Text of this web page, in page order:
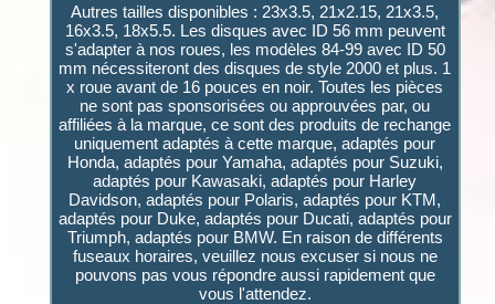
Autres tailles disponibles : 23x3.5, 21x2.15, 21x3.5,
16x3.5, 18x5.5. Les disques avec ID 56 mm peuvent
s'adapter à nos roues, les modèles 84-99 avec ID 50
mm nécessiteront des disques de style 2000 et plus. 1
x roue avant de 16 pouces en noir. Toutes les pièces
ne sont pas sponsorisées ou approuvées par, ou
affiliées à la marque, ce sont des produits de rechange
uniquement adaptés à cette marque, adaptés pour
Honda, adaptés pour Yamaha, adaptés pour Suzuki,
adaptés pour Kawasaki, adaptés pour Harley
Davidson, adaptés pour Polaris, adaptés pour KTM,
adaptés pour Duke, adaptés pour Ducati, adaptés pour
Triumph, adaptés pour BMW. En raison de différents
fuseaux horaires, veuillez nous excuser si nous ne
pouvons pas vous répondre aussi rapidement que
vous l'attendez.